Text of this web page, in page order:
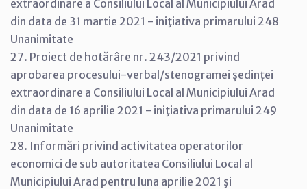
extraordinare a Consiliului Local al Municipiului Arad
din data de 31 martie 2021 - iniţiativa primarului 248
Unanimitate
27. Proiect de hotărâre nr. 243/2021 privind
aprobarea procesului-verbal/stenogramei ședinței
extraordinare a Consiliului Local al Municipiului Arad
din data de 16 aprilie 2021 - iniţiativa primarului 249
Unanimitate
28. Informări privind activitatea operatorilor
economici de sub autoritatea Consiliului Local al
Municipiului Arad pentru luna aprilie 2021 şi